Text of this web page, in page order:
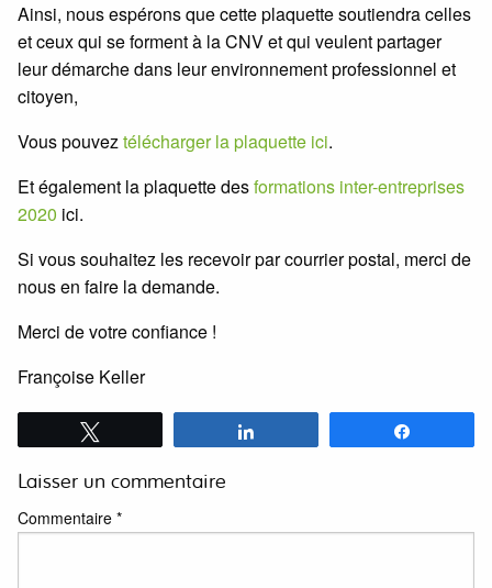
Ainsi, nous espérons que cette plaquette soutiendra celles
et ceux qui se forment à la CNV et qui veulent partager
leur démarche dans leur environnement professionnel et
citoyen,
Vous pouveztélécharger la plaquette ici.
Et également la plaquette desformations inter-entreprises
2020 ici.
Si vous souhaitez les recevoir par courrier postal, merci de
nous en faire la demande.
Merci de votre confiance !
Françoise Keller
Laisser un commentaire
Commentaire *